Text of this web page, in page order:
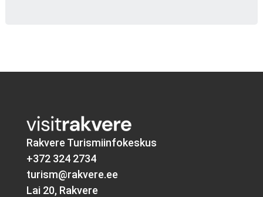
Rakvere Turismiinfokeskus
+372 324 2734
turism@rakvere.ee
Lai 20, Rakvere